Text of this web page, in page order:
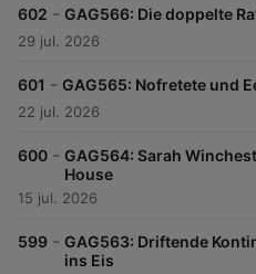
602 - GAG566: Die doppelte
29 jul. 2026
601 - GAG565: Nofretete und
22 jul. 2026
600 - GAG564: Sarah
House
15 jul. 2026
599 - GAG563: Driftende
ins Eis